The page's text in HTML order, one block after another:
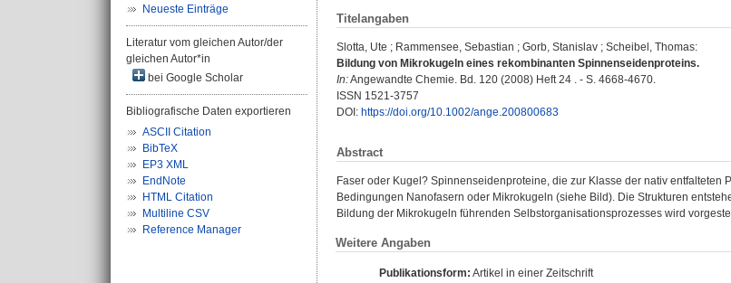
Neueste Einträge
Literatur vom gleichen Autor/der
gleichen Autor*in
bei Google Scholar
Bibliografische Daten exportieren
ASCII Citation
BibTeX
EP3 XML
EndNote
HTML Citation
Multiline CSV
Reference Manager
Titelangaben
Slotta, Ute ; Rammensee, Sebastian ; Gorb, Stanislav ; Scheibel, Thomas:
Bildung von Mikrokugeln eines rekombinanten Spinnenseidenproteins.
In:Angewandte Chemie. Bd. 120 (2008) Heft 24 . - S. 4668-4670.
ISSN 1521-3757
DOI: https://doi.org/10.1002/ange.200800683
Abstract
Faser oder Kugel? Spinnenseidenproteine, die zur Klasse der nativ
Bedingungen Nanofasern oder Mikrokugeln (siehe Bild). Die Strukturen
Bildung der Mikrokugeln führenden Selbstorganisationsprozesses wird
Weitere Angaben
Publikationsform: Artikel in einer Zeitschrift